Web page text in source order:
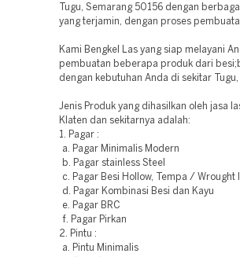
Tugu, Semarang 50156 dengan
yang terjamin, dengan proses
Kami Bengkel Las yang siap melayani
pembuatan beberapa produk dari
dengan kebutuhan Anda di sekitar Tugu,
Jenis Produk yang dihasilkan oleh jasa
Klaten dan sekitarnya adalah:
1. Pagar :
a. Pagar Minimalis Modern
b. Pagar stainless Steel
c. Pagar Besi Hollow, Tempa / Wrought
d. Pagar Kombinasi Besi dan Kayu
e. Pagar BRC
f. Pagar Pirkan
2. Pintu :
a. Pintu Minimalis